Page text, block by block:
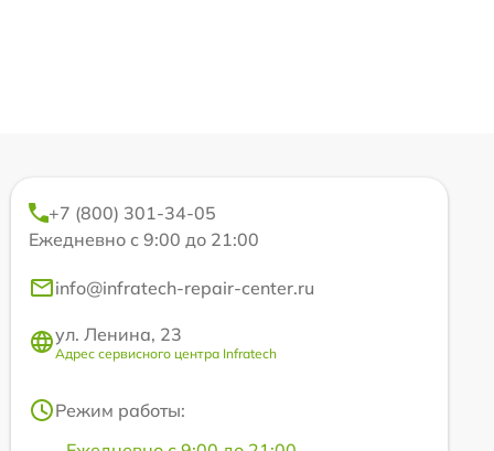
+7 (800) 301-34-05
Ежедневно с 9:00 до 21:00
info@infratech-repair-center.ru
ул. Ленина, 23
Адрес сервисного центра Infratech
Режим работы: